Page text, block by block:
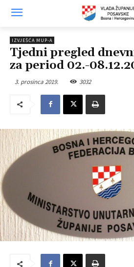
IZVJEŠĆA MUP-A
Tjedni pregled
za period 02.-
3. prosinca 2019. 3032